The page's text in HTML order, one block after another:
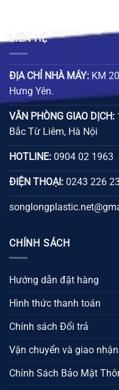
LIÊN HỆ
ĐỊA CHỈ NHÀ MÁY: KM
Hưng Yên.
VĂN PHÒNG GIAO DỊCH:
Bắc Từ Liêm, Hà Nội
HOTLINE: 0904 02 1963
ĐIỆN THOẠI: 0243 226
CHÍNH SÁCH
Hướng dẫn đặt hàng
Hình thức thanh toán
Chính sách Đổi trả
Vận chuyển và giao nhận
Chính Sách Bảo Mật